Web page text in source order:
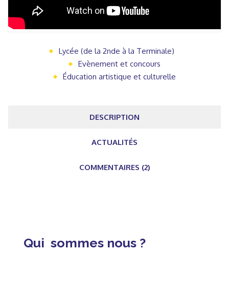
Lycée (de la 2nde à la Terminale)
Evènement et concours
Éducation artistique et culturelle
DESCRIPTION
ACTUALITÉS
COMMENTAIRES (2)
Qui sommes nous ?